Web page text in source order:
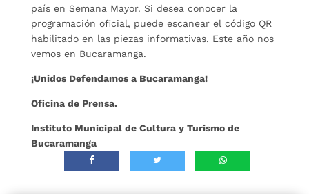
país en Semana Mayor. Si desea conocer la
programación oficial, puede escanear el código QR
habilitado en las piezas informativas. Este año nos
vemos en Bucaramanga.
¡Unidos Defendamos a Bucaramanga!
Oficina de Prensa.
Instituto Municipal de Cultura y Turismo de
Bucaramanga